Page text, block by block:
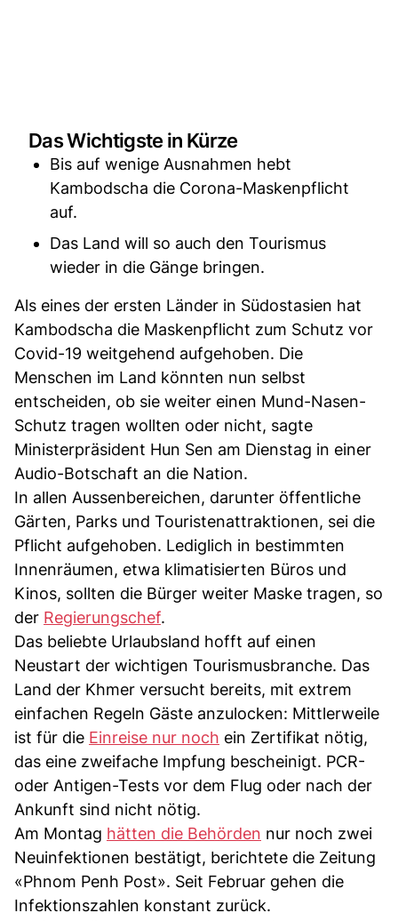
Das Wichtigste in Kürze
Bis auf wenige Ausnahmen hebt
Kambodscha die Corona-Maskenpflicht
auf.
Das Land will so auch den Tourismus
wieder in die Gänge bringen.
Als eines der ersten Länder in Südostasien hat
Kambodscha die Maskenpflicht zum Schutz vor
Covid-19 weitgehend aufgehoben. Die
Menschen im Land könnten nun selbst
entscheiden, ob sie weiter einen Mund-Nasen-
Schutz tragen wollten oder nicht, sagte
Ministerpräsident Hun Sen am Dienstag in einer
Audio-Botschaft an die Nation.
In allen Aussenbereichen, darunter öffentliche
Gärten, Parks und Touristenattraktionen, sei die
Pflicht aufgehoben. Lediglich in bestimmten
Innenräumen, etwa klimatisierten Büros und
Kinos, sollten die Bürger weiter Maske tragen, so
der Regierungschef.
Das beliebte Urlaubsland hofft auf einen
Neustart der wichtigen Tourismusbranche. Das
Land der Khmer versucht bereits, mit extrem
einfachen Regeln Gäste anzulocken: Mittlerweile
ist für die Einreise nur noch ein Zertifikat nötig,
das eine zweifache Impfung bescheinigt. PCR-
oder Antigen-Tests vor dem Flug oder nach der
Ankunft sind nicht nötig.
Am Montag hätten die Behörden nur noch zwei
Neuinfektionen bestätigt, berichtete die Zeitung
«Phnom Penh Post». Seit Februar gehen die
Infektionszahlen konstant zurück.